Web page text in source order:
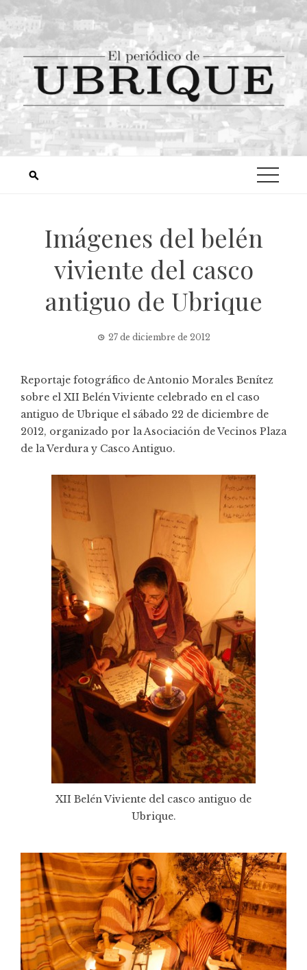
Imágenes del belén
viviente del casco
antiguo de Ubrique
27 de diciembre de 2012
Reportaje fotográfico de Antonio Morales Benítez
sobre el XII Belén Viviente celebrado en el caso
antiguo de Ubrique el sábado 22 de diciembre de
2012, organizado por la Asociación de Vecinos Plaza
de la Verdura y Casco Antiguo.
XII Belén Viviente del casco antiguo de
Ubrique.